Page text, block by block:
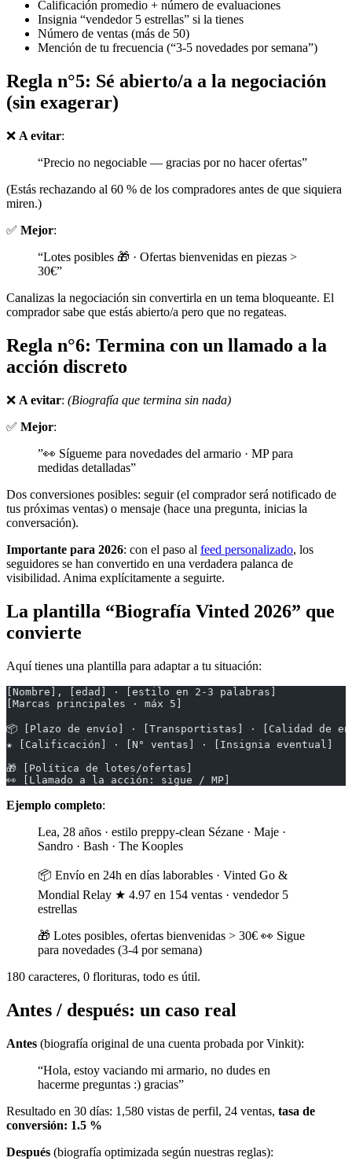
Calificación promedio + número de evaluaciones
Insignia “vendedor 5 estrellas” si la tienes
Número de ventas (más de 50)
Mención de tu frecuencia (“3-5 novedades por semana”)
Regla n°5: Sé abierto/a a la negociación
(sin exagerar)
❌ A evitar:
“Precio no negociable — gracias por no hacer ofertas”
(Estás rechazando al 60 % de los compradores antes de que siquiera
miren.)
✅ Mejor:
“Lotes posibles 🎁 · Ofertas bienvenidas en piezas >
30€”
Canalizas la negociación sin convertirla en un tema bloqueante. El
comprador sabe que estás abierto/a pero que no regateas.
Regla n°6: Termina con un llamado a la
acción discreto
❌ A evitar: (Biografía que termina sin nada)
✅ Mejor:
”👀 Sígueme para novedades del armario · MP para
medidas detalladas”
Dos conversiones posibles: seguir (el comprador será notificado de
tus próximas ventas) o mensaje (hace una pregunta, inicias la
conversación).
Importante para 2026: con el paso al feed personalizado, los
seguidores se han convertido en una verdadera palanca de
visibilidad. Anima explícitamente a seguirte.
La plantilla “Biografía Vinted 2026” que
convierte
Aquí tienes una plantilla para adaptar a tu situación:
[Nombre], [edad] · [estilo en 2-3 palabras]
[Marcas principales · máx 5]
📦 [Plazo de envío] · [Transportistas] · [Calidad de
★ [Calificación] · [N° ventas] · [Insignia eventual]
🎁 [Política de lotes/ofertas]
👀 [Llamado a la acción: sigue / MP]
Ejemplo completo:
Lea, 28 años · estilo preppy-clean Sézane · Maje ·
Sandro · Bash · The Kooples
📦 Envío en 24h en días laborables · Vinted Go &
Mondial Relay ★ 4.97 en 154 ventas · vendedor 5
estrellas
🎁 Lotes posibles, ofertas bienvenidas > 30€ 👀 Sigue
para novedades (3-4 por semana)
180 caracteres, 0 florituras, todo es útil.
Antes / después: un caso real
Antes (biografía original de una cuenta probada por Vinkit):
“Hola, estoy vaciando mi armario, no dudes en
hacerme preguntas :) gracias”
Resultado en 30 días: 1,580 vistas de perfil, 24 ventas, tasa de
conversión: 1.5 %
Después (biografía optimizada según nuestras reglas):